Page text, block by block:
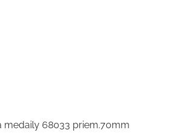
medaily 68033 priem.70mm